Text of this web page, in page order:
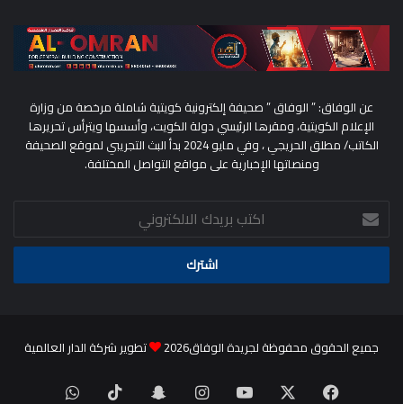
عن الوفاق: ” الوفاق ” صحيفة إلكترونية كويتية شاملة مرخصة من وزارة
الإعلام الكويتية، ومقرها الرئيسي دولة الكويت، وأسسها ويترأس تحريرها
الكاتب/ مطلق الحريجي ، وفي مايو 2024 بدأ البث التجريبي لموقع الصحيفة
ومنصاتها الإخبارية على مواقع التواصل المختلفة.
اكتب
بريدك
الالكتروني
جميع الحقوق محفوظة لجريدة الوفاق2026 تطوير شركة الدار العالمية
فيسبوك ‫YouTubeانستقرامسناب ‫TikTokواتساب